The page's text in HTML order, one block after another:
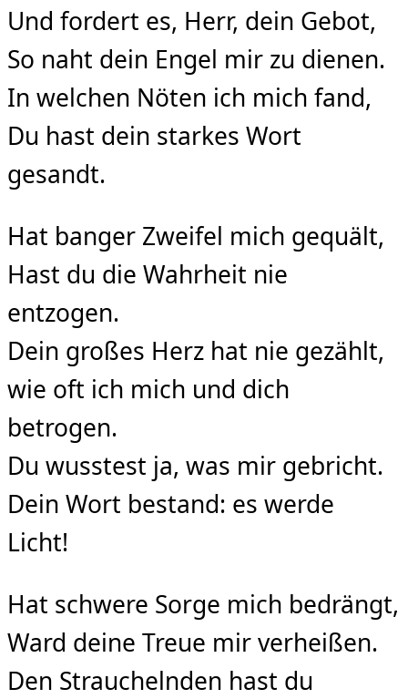
Und fordert es, Herr, dein Gebot,
So naht dein Engel mir zu dienen.
In welchen Nöten ich mich fand,
Du hast dein starkes Wort
gesandt.
Hat banger Zweifel mich gequält,
Hast du die Wahrheit nie
entzogen.
Dein großes Herz hat nie gezählt,
wie oft ich mich und dich
betrogen.
Du wusstest ja, was mir gebricht.
Dein Wort bestand: es werde
Licht!
Hat schwere Sorge mich bedrängt,
Ward deine Treue mir verheißen.
Den Strauchelnden hast du